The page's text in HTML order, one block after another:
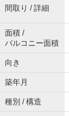
間取り / 詳細
面積 /
バルコニー面積
向き
築年月
種別 / 構造